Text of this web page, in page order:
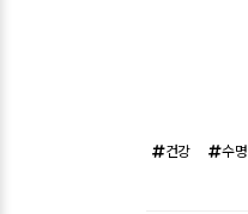
건강 수명